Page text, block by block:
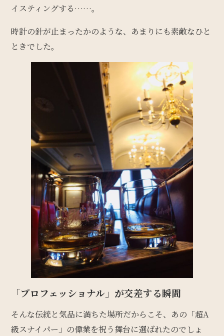
イスティングする……。
時計の針が止まったかのような、あまりにも素敵なひと
ときでした。
「プロフェッショナル」が交差する瞬間
そんな伝統と気品に満ちた場所だからこそ、あの「超A
級スナイパー」の偉業を祝う舞台に選ばれたのでしょ